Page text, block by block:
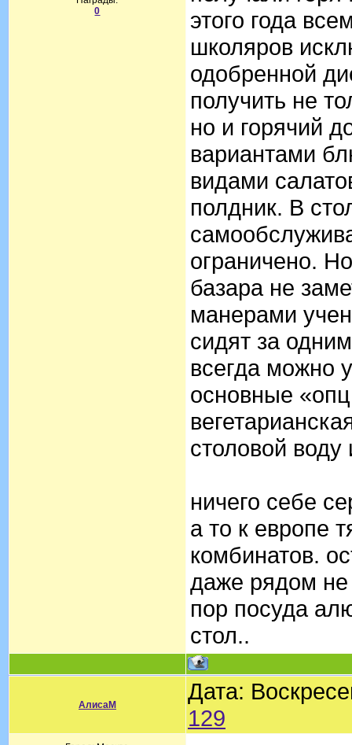
0
этого года
школяров
одобренной
получить не
но и горячий
вариантами
видами
полдник. В
ограничено.
базара не
манерами
сидят за
всегда можно
основные
столовой
ничего себе
а то к европе
комбинатов.
даже рядом не
пор посуда
стол..
АлисаМ
Дата:
129